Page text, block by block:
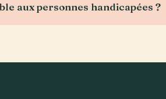
aux personnes handicapées ?